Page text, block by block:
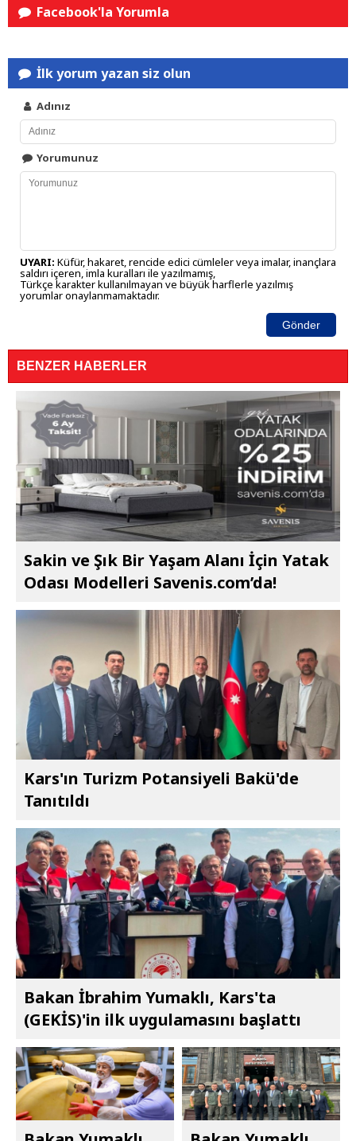
Facebook'la Yorumla
İlk yorum yazan siz olun
Adınız
Yorumunuz
UYARI: Küfür, hakaret, rencide edici cümleler veya imalar, inançlara
saldırı içeren, imla kuralları ile yazılmamış,
Türkçe karakter kullanılmayan ve büyük harflerle yazılmış
yorumlar onaylanmamaktadır.
Gönder
BENZER HABERLER
Sakin ve Şık Bir Yaşam Alanı İçin Yatak
Odası Modelleri Savenis.com’da!
Kars'ın Turizm Potansiyeli Bakü'de
Tanıtıldı
Bakan İbrahim Yumaklı, Kars'ta
(GEKİS)'in ilk uygulamasını başlattı